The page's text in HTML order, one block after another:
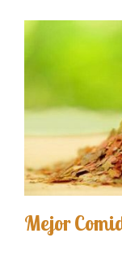
Mejor